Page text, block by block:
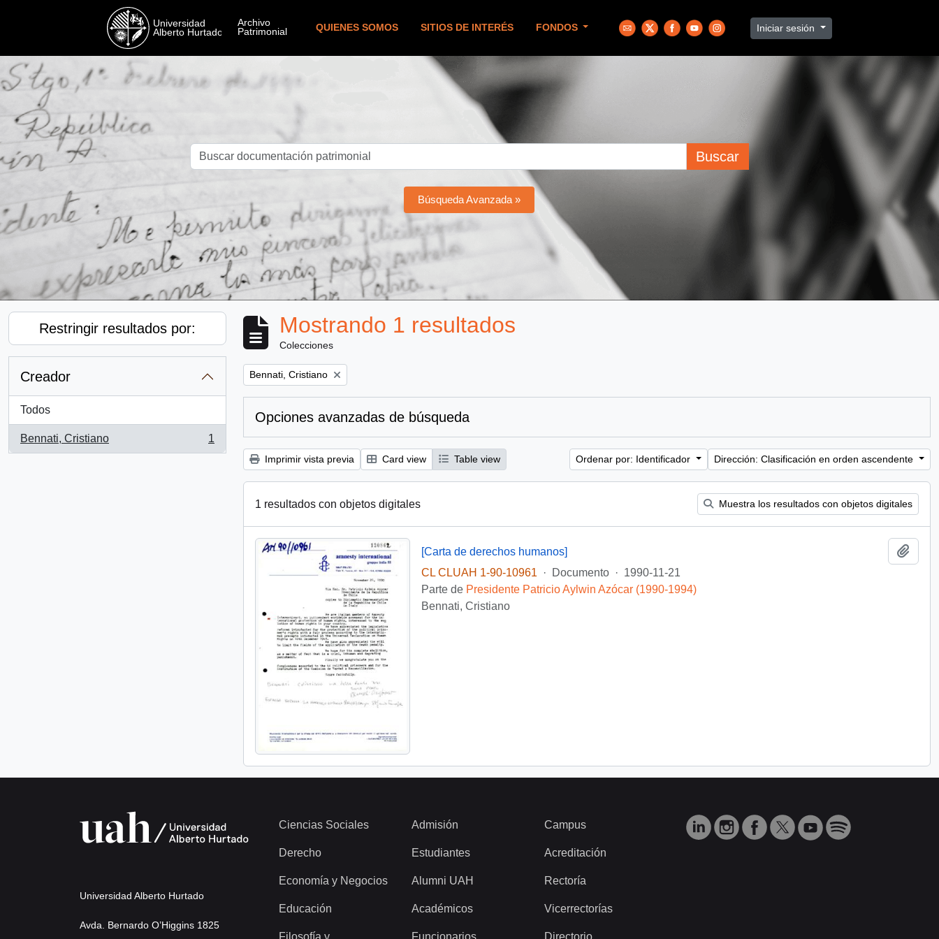
QUIENES SOMOS SITIOS DE INTERÉS FONDOS Iniciar sesión
Buscar
Búsqueda Avanzada »
Restringir resultados por:
Creador
Todos
Bennati, Cristiano
, 1 resultados
1
Mostrando 1 resultados
Colecciones
Remove filter:
Bennati, Cristiano
Opciones avanzadas de búsqueda
Imprimir vista previa Card view Table view Ordenar por: Identificador Dirección: Clasificación en orden ascendente
1 resultados con objetos digitales Muestra los resultados con objetos digitales
[Carta de derechos humanos]
CL CLUAH 1-90-10961
· Documento · 1990-11-21
Parte de Presidente Patricio Aylwin Azócar (1990-1994)
Bennati, Cristiano
Universidad Alberto Hurtado
Avda. Bernardo O’Higgins 1825
Ciencias Sociales
Derecho
Economía y Negocios
Educación
Filosofía y
Admisión
Estudiantes
Alumni UAH
Académicos
Funcionarios
Campus
Acreditación
Rectoría
Vicerrectorías
Directorio